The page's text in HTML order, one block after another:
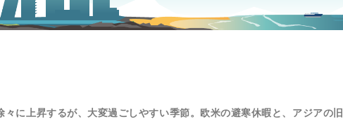
に上昇するが、大変過ごしやすい季節。欧米の避寒休暇と、アジアの